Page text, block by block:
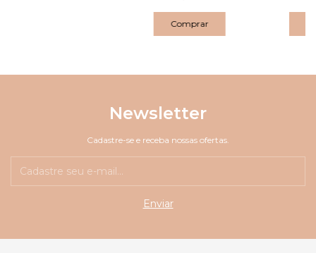
Newsletter
Cadastre-se e receba nossas ofertas.